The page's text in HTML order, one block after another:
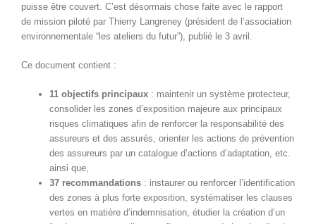
puisse être couvert. C’est désormais chose faite avec le rapport
de mission piloté par Thierry Langreney (président de l’association
environnementale “les ateliers du futur”), publié le 3 avril.
Ce document contient :
11 objectifs principaux : maintenir un système protecteur,
consolider les zones d’exposition majeure aux principaux
risques climatiques afin de renforcer la responsabilité des
assureurs et des assurés, orienter les actions de prévention
des assureurs par un catalogue d’actions d’adaptation, etc.
ainsi que,
37 recommandations : instaurer ou renforcer l’identification
des zones à plus forte exposition, systématiser les clauses
vertes en matière d’indemnisation, étudier la création d’un